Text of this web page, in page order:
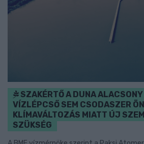
SZAKÉRTŐ A DUNA
VÍZLÉPCSŐ SEM CSODASZER
KLÍMAVÁLTOZÁS MIATT ÚJ
SZÜKSÉG